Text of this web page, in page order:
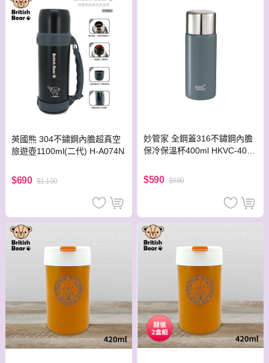
英國熊 304不鏽鋼內膽超真空
旅遊壺1100ml(二代) H-A074N
$690 $1,100
妙管家 全鋼蓋316不鏽鋼內膽
保冷保溫杯400ml HKVC-401
$590 $880